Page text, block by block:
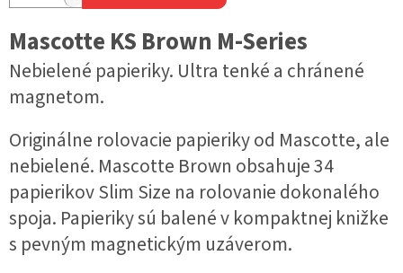
Mascotte KS Brown M-Series
Nebielené papieriky. Ultra tenké a chránené
magnetom.
Originálne rolovacie papieriky od Mascotte, ale
nebielené. Mascotte Brown obsahuje 34
papierikov Slim Size na rolovanie dokonalého
spoja. Papieriky sú balené v kompaktnej knižke
s pevným magnetickým uzáverom.